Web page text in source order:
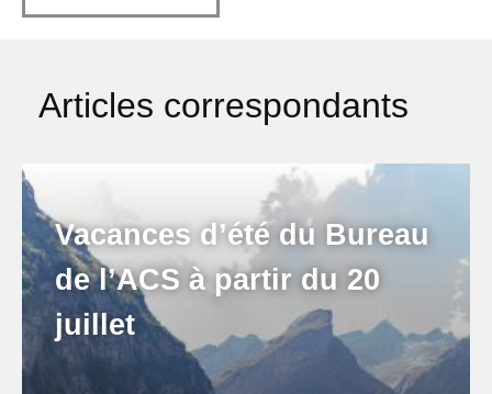
Articles correspondants
Vacances d’été du Bureau
de l’ACS à partir du 20
juillet